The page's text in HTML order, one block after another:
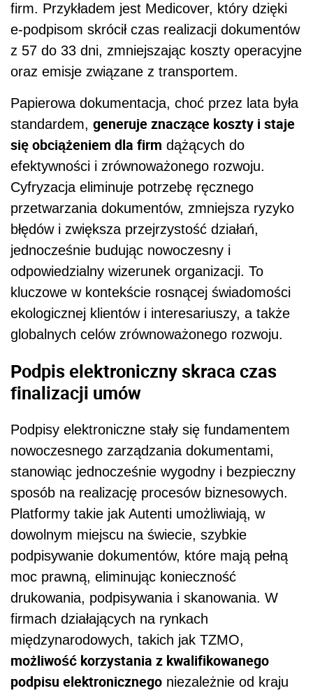
firm. Przykładem jest Medicover, który dzięki
e-podpisom skrócił czas realizacji dokumentów
z 57 do 33 dni, zmniejszając koszty operacyjne
oraz emisje związane z transportem.
Papierowa dokumentacja, choć przez lata była
standardem, generuje znaczące koszty i staje
się obciążeniem dla firm dążących do
efektywności i zrównoważonego rozwoju.
Cyfryzacja eliminuje potrzebę ręcznego
przetwarzania dokumentów, zmniejsza ryzyko
błędów i zwiększa przejrzystość działań,
jednocześnie budując nowoczesny i
odpowiedzialny wizerunek organizacji. To
kluczowe w kontekście rosnącej świadomości
ekologicznej klientów i interesariuszy, a także
globalnych celów zrównoważonego rozwoju.
Podpis elektroniczny skraca czas
finalizacji umów
Podpisy elektroniczne stały się fundamentem
nowoczesnego zarządzania dokumentami,
stanowiąc jednocześnie wygodny i bezpieczny
sposób na realizację procesów biznesowych.
Platformy takie jak Autenti umożliwiają, w
dowolnym miejscu na świecie, szybkie
podpisywanie dokumentów, które mają pełną
moc prawną, eliminując konieczność
drukowania, podpisywania i skanowania. W
firmach działających na rynkach
międzynarodowych, takich jak TZMO,
możliwość korzystania z kwalifikowanego
podpisu elektronicznego niezależnie od kraju